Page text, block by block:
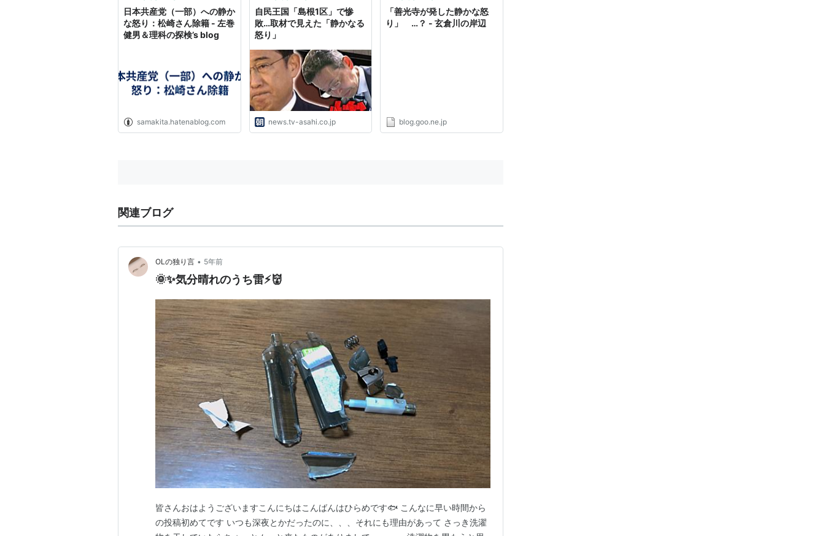
日本共産党（一部）への静か
な怒り：松崎さん除籍 - 左巻
健男＆理科の探検’s blog
samakita.hatenablog.com
自民王国「島根1区」で惨
敗…取材で見えた「静かなる
怒り」
news.tv-asahi.co.jp
「善光寺が発した静かな怒
り」 …？ - 玄倉川の岸辺
blog.goo.ne.jp
関連ブログ
OLの独り言 • 5年前
🌞✨気分晴れのうち雷⚡️👹
皆さんおはようございますこんにちはこんばんはひらめです🐟 こんなに早い時間から
の投稿初めてです いつも深夜とかだったのに、、、それにも理由があって さっき洗濯